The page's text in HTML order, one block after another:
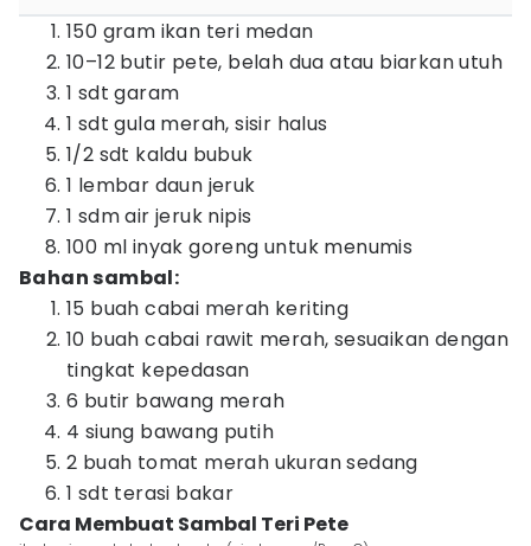
150 gram ikan teri medan
10–12 butir pete, belah dua atau biarkan utuh
1 sdt garam
1 sdt gula merah, sisir halus
1/2 sdt kaldu bubuk
1 lembar daun jeruk
1 sdm air jeruk nipis
100 ml inyak goreng untuk menumis
Bahan sambal:
15 buah cabai merah keriting
10 buah cabai rawit merah, sesuaikan dengan
tingkat kepedasan
6 butir bawang merah
4 siung bawang putih
2 buah tomat merah ukuran sedang
1 sdt terasi bakar
Cara Membuat Sambal Teri Pete